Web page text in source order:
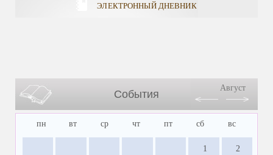
ЭЛЕКТРОННЫЙ ДНЕВНИК
События
Август
пн вт ср чт пт сб вс
1 2